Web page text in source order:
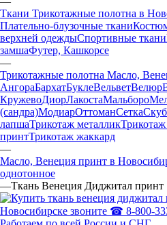
Ткани Трикотажные полотна в
Плательно-блузочные ткани
верхней одеждыСпортивные ткани
замшаФутер, Кашкорсе
—
Трикотажные полотна Масло,
АнгораБархатБуклеВельветВелюр
КружевоДиорЛакостаМальборо
(сандра)МодиарОттоманСетка
лапшаТрикотаж металлик
принтТрикотаж жаккард
—
Масло, Венеция принт в
однотонное
—Ткань Венеция Диджитал принт